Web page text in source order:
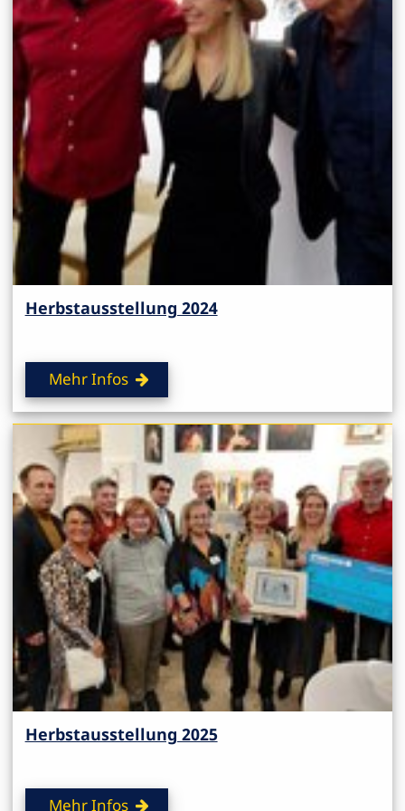
Herbstausstellung 2024
Mehr Infos
Herbstausstellung 2025
Mehr Infos